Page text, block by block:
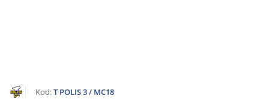
NAZWA
PRODUCENTA:
Kod:T POLIS 3 / MC18